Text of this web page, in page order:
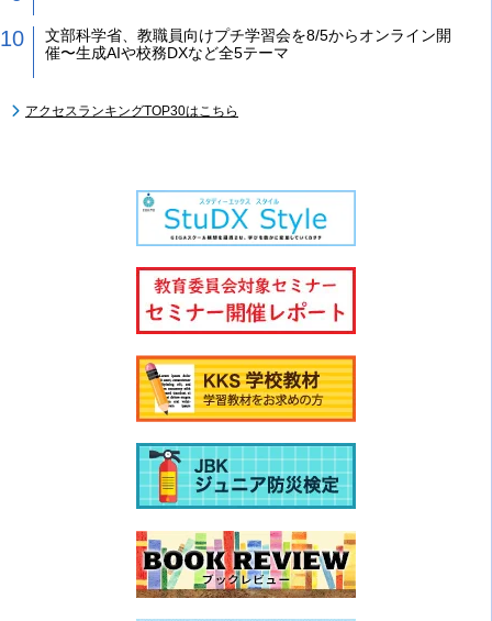
文部科学省、教職員向けプチ学習会を8/5からオンライン開
催〜生成AIや校務DXなど全5テーマ
アクセスランキングTOP30はこちら